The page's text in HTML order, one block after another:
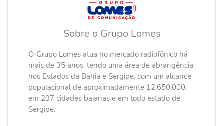
Sobre o Grupo Lomes
O Grupo Lomes atua no mercado radiofônico há
mais de 35 anos, tendo uma área de abrangência
nos Estados da Bahia e Sergipe, com um alcance
populacional de aproximadamente 12.650.000,
em 297 cidades baianas e em todo estado de
Sergipe.